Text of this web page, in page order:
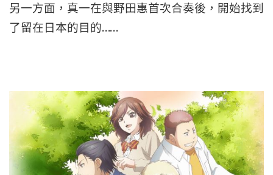
另一方面，真一在與野田惠首次合奏後，開始找到
了留在日本的目的……